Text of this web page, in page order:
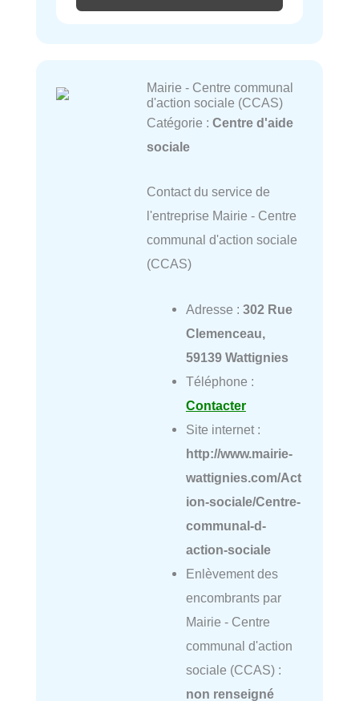
Mairie - Centre communal
d'action sociale (CCAS)
Catégorie : Centre d'aide
sociale
Contact du service de
l'entreprise Mairie - Centre
communal d'action sociale
(CCAS)
Adresse : 302 Rue
Clemenceau,
59139 Wattignies
Téléphone :
Contacter
Site internet :
http://www.mairie-
wattignies.com/Act
ion-sociale/Centre-
communal-d-
action-sociale
Enlèvement des
encombrants par
Mairie - Centre
communal d'action
sociale (CCAS) :
non renseigné